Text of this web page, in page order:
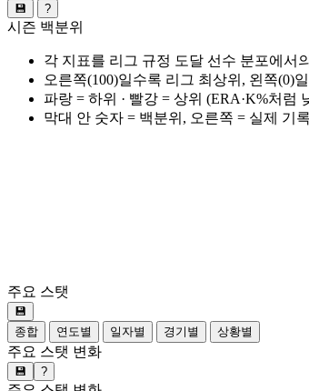
💾 ?
시즌 백분위
각 지표를 리그 규정 도달 선수 분포에서
오른쪽(100)일수록 리그 최상위, 왼쪽(0)
파랑 = 하위 · 빨강 = 상위 (ERA·K%처럼
막대 안 숫자 = 백분위, 오른쪽 = 실제 기
주요 스탯
💾
종합
연도별 일자별 경기별 상황별
주요 스탯 변화
💾 ?